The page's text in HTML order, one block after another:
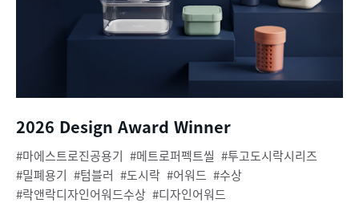
2026 Design Award Winner
마에스트로진공용기 메트로퍼펙트씰
투고도시락시리즈
밀폐용기
텀블러 도시락 어워드
수상
락앤락디자인어워드수상
디자인어워드